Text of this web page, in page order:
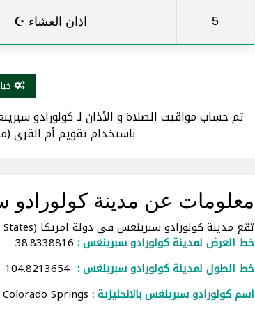
5 اذان العشاء ☪
باستخدام تقويم أم القرى
معلومات عن مدينة
تقع مدينة كولورادو سبرينغس في دولة امريكا (United States) وفق الأحداثيات التالية :
خط العرض لمدينة كولورادو سبرينغس : 38.8338816
خط الطول لمدينة كولورادو سبرينغس : -104.8213654
اسم كولورادو سبرينغس بالانجليزية :